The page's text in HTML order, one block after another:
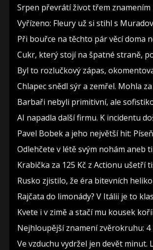
Srpen převrátí život třem
Vyřízeno: Fleury už si stihl s
Při bouřce na těchto pár věcí doma
Cukr, který stojí na špatné straně,
Byl to rozlučkový zápas,
Chlapec snědl sýr a zemřel. Mohla
Barbaři nebyli primitivní, ale
AI napadla další firmu. K incidentu
Pavel Bobek a jeho největší hit:
Odlehčete v létě svým nohám aneb
Krabička za 125 Kč z Actionu ušetří
Rusko zjistilo, že éra bitevních
Rajčata do limonády? V Itálii je to
Kvete i v zimě a stačí mu kousek
Nejhloupější znamení zvěrokruhu:
Ve vzduchu vydržel jen devět